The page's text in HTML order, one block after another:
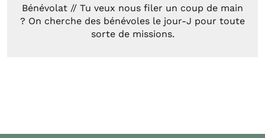
Bénévolat // Tu veux nous filer un coup de main
? On cherche des bénévoles le jour-J pour toute
sorte de missions.